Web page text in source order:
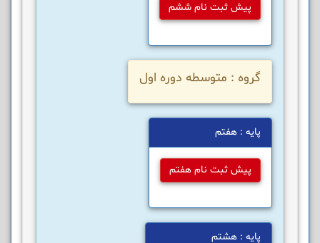
پیش ثبت نام ششم
گروه : متوسطه دوره اول
پایه : هفتم
پیش ثبت نام هفتم
پایه : هشتم